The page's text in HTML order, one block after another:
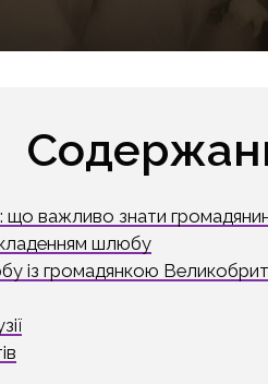
важливо знати громадянин
шлюбу
із громадянкою